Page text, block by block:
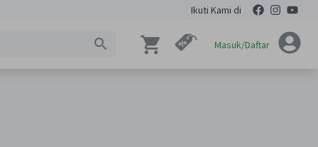
Ikuti Kami di
Masuk/Daftar